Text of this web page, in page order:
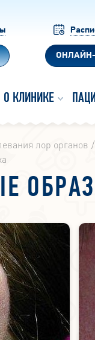
О КЛИНИКЕ
лор органов